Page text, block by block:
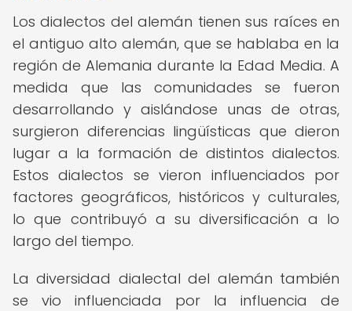
Los dialectos del alemán tienen sus raíces en
el antiguo alto alemán, que se hablaba en la
región de Alemania durante la Edad Media. A
medida que las comunidades se fueron
desarrollando y aislándose unas de otras,
surgieron diferencias lingüísticas que dieron
lugar a la formación de distintos dialectos.
Estos dialectos se vieron influenciados por
factores geográficos, históricos y culturales,
lo que contribuyó a su diversificación a lo
largo del tiempo.
La diversidad dialectal del alemán también
se vio influenciada por la influencia de